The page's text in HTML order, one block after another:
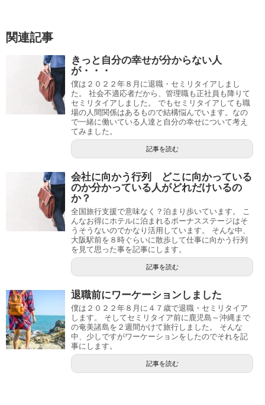
関連記事
きっと自分の幸せが分からない人
が・・・
僕は２０２２年８月に退職・セミリタイアしまし
た。 社会不適応者だから、管理職も正社員も降りて
セミリタイアしました。 でもセミリタイアしても職
場の人間関係はあるもので結構悩んでいます。なの
で一緒に働いている人達と自分の幸せについて考え
てみました。
記事を読む
会社に向かう行列 どこに向かっている
のか分かっている人がどれだけいるの
か？
全国旅行支援で意味なく？泊まり歩いています。 こ
んなお得にホテルに泊まれるボーナスステージはそ
うそうないのでかなり活用しています。 そんな中、
大阪駅前を８時ぐらいに散歩して仕事に向かう行列
を見て思った事を記事にします。
記事を読む
退職前にワーケーションしました
僕は２０２２年８月に４７歳で退職・セミリタイア
します。 そしてセミリタイア前に鹿児島～沖縄まで
の奄美諸島を２週間かけて旅行しました。 そんな
中、少しですがワーケーションをしたのでそれを記
事にします。
記事を読む